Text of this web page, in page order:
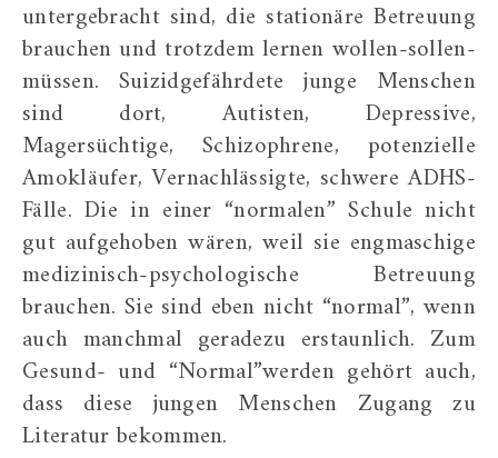
untergebracht sind, die stationäre Betreuung
brauchen und trotzdem lernen wollen-sollen-
müssen. Suizidgefährdete junge Menschen
sind dort, Autisten, Depressive,
Magersüchtige, Schizophrene, potenzielle
Amokläufer, Vernachlässigte, schwere ADHS-
Fälle. Die in einer “normalen” Schule nicht
gut aufgehoben wären, weil sie engmaschige
medizinisch-psychologische Betreuung
brauchen. Sie sind eben nicht “normal”, wenn
auch manchmal geradezu erstaunlich. Zum
Gesund- und “Normal”werden gehört auch,
dass diese jungen Menschen Zugang zu
Literatur bekommen.